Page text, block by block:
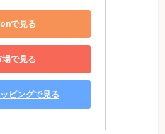
で見る
で見る
ピングで見る